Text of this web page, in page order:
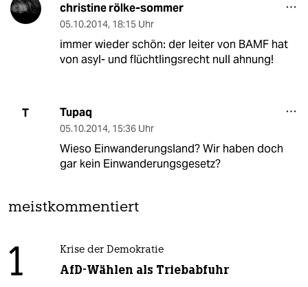
christine rölke-sommer
05.10.2014, 18:15 Uhr
immer wieder schön: der leiter von BAMF hat
von asyl- und flüchtlingsrecht null ahnung!
T Tupaq
05.10.2014, 15:36 Uhr
Wieso Einwanderungsland? Wir haben doch
gar kein Einwanderungsgesetz?
meistkommentiert
1 Krise der Demokratie
AfD-Wählen als Triebabfuhr